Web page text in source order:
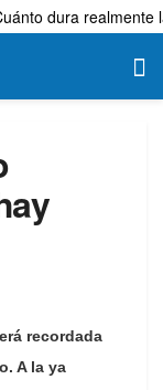
dura realmente
recordada
A la ya